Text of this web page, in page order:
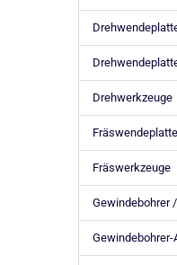
Drehwerkzeuge
Fräswerkzeuge
Gewindebohrer